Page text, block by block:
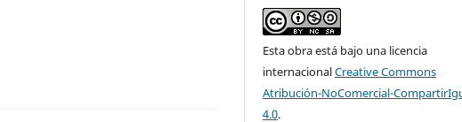
Esta obra está bajo una licencia
internacionalCreative Commons
Atribución-NoComercial-
4.0.